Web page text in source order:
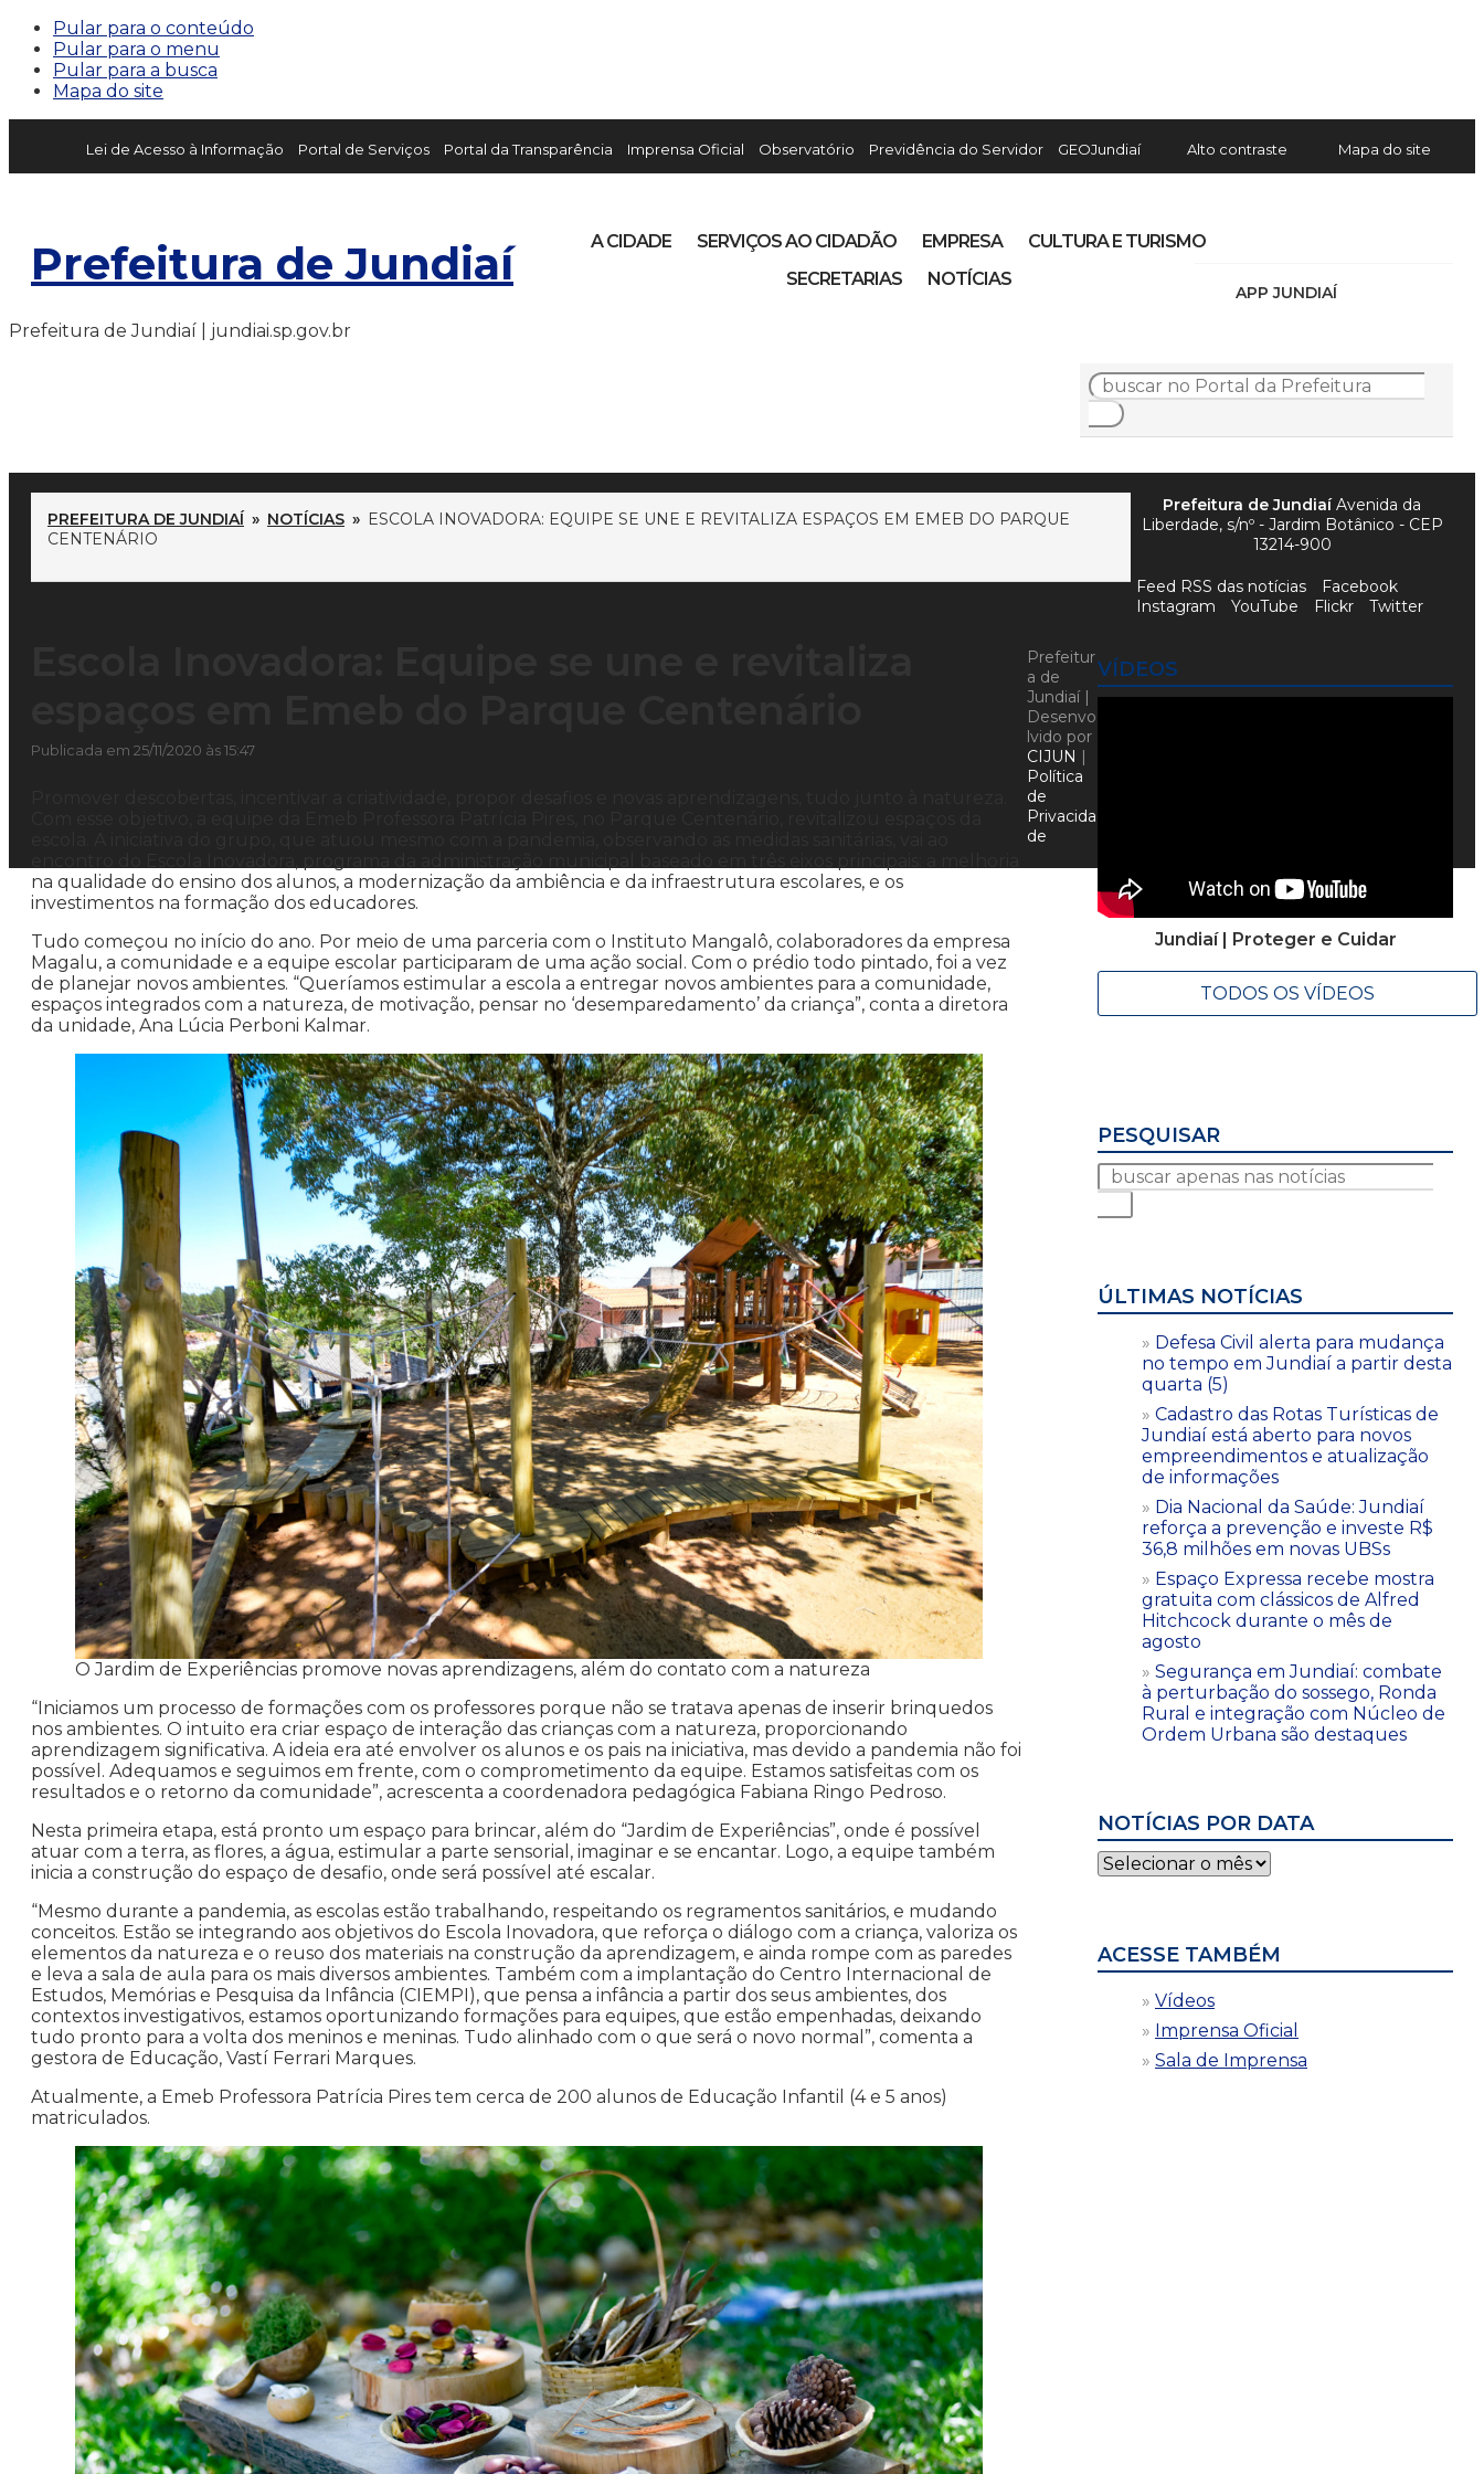
Pular para o conteúdo
Pular para o menu
Pular para a busca
Mapa do site
Lei de Acesso à Informação Portal de Serviços Portal da Transparência Imprensa Oficial Observatório Previdência do Servidor GEOJundiaí Alto contraste Mapa do site
Prefeitura de Jundiaí
APP JUNDIAÍ
A CIDADE SERVIÇOS AO CIDADÃO EMPRESA
CULTURA E TURISMO
SECRETARIAS
NOTÍCIAS
Prefeitura de Jundiaí | jundiai.sp.gov.br
PREFEITURA DE JUNDIAÍ » NOTÍCIAS » ESCOLA INOVADORA: EQUIPE SE UNE E REVITALIZA ESPAÇOS EM EMEB DO PARQUE
CENTENÁRIO
Publicada em 25/11/2020 às 15:47
na qualidade do ensino dos alunos, a modernização da ambiência e da infraestrutura escolares, e os
investimentos na formação dos educadores.
Tudo começou no início do ano. Por meio de uma parceria com o Instituto Mangalô, colaboradores da empresa
Magalu, a comunidade e a equipe escolar participaram de uma ação social. Com o prédio todo pintado, foi a vez
de planejar novos ambientes. “Queríamos estimular a escola a entregar novos ambientes para a comunidade,
espaços integrados com a natureza, de motivação, pensar no ‘desemparedamento’ da criança”, conta a diretora
da unidade, Ana Lúcia Perboni Kalmar.
O Jardim de Experiências promove novas aprendizagens, além do contato com a natureza
“Iniciamos um processo de formações com os professores porque não se tratava apenas de inserir brinquedos
nos ambientes. O intuito era criar espaço de interação das crianças com a natureza, proporcionando
aprendizagem significativa. A ideia era até envolver os alunos e os pais na iniciativa, mas devido a pandemia não foi
possível. Adequamos e seguimos em frente, com o comprometimento da equipe. Estamos satisfeitas com os
resultados e o retorno da comunidade”, acrescenta a coordenadora pedagógica Fabiana Ringo Pedroso.
Nesta primeira etapa, está pronto um espaço para brincar, além do “Jardim de Experiências”, onde é possível
atuar com a terra, as flores, a água, estimular a parte sensorial, imaginar e se encantar. Logo, a equipe também
inicia a construção do espaço de desafio, onde será possível até escalar.
“Mesmo durante a pandemia, as escolas estão trabalhando, respeitando os regramentos sanitários, e mudando
conceitos. Estão se integrando aos objetivos do Escola Inovadora, que reforça o diálogo com a criança, valoriza os
elementos da natureza e o reuso dos materiais na construção da aprendizagem, e ainda rompe com as paredes
e leva a sala de aula para os mais diversos ambientes. Também com a implantação do Centro Internacional de
Estudos, Memórias e Pesquisa da Infância (CIEMPI), que pensa a infância a partir dos seus ambientes, dos
contextos investigativos, estamos oportunizando formações para equipes, que estão empenhadas, deixando
tudo pronto para a volta dos meninos e meninas. Tudo alinhado com o que será o novo normal”, comenta a
gestora de Educação, Vastí Ferrari Marques.
Atualmente, a Emeb Professora Patrícia Pires tem cerca de 200 alunos de Educação Infantil (4 e 5 anos)
matriculados.
VÍDEOS
Jundiaí | Proteger e Cuidar
TODOS OS VÍDEOS
PESQUISAR
ÚLTIMAS NOTÍCIAS
Defesa Civil alerta para mudança
no tempo em Jundiaí a partir desta
quarta (5)
Cadastro das Rotas Turísticas de
Jundiaí está aberto para novos
empreendimentos e atualização
de informações
Dia Nacional da Saúde: Jundiaí
reforça a prevenção e investe R$
36,8 milhões em novas UBSs
Espaço Expressa recebe mostra
gratuita com clássicos de Alfred
Hitchcock durante o mês de
agosto
Segurança em Jundiaí: combate
à perturbação do sossego, Ronda
Rural e integração com Núcleo de
Ordem Urbana são destaques
NOTÍCIAS POR DATA
Notícias
por
ACESSE TAMBÉM
Vídeos
Imprensa Oficial
Sala de Imprensa
Prefeitura de JundiaíAvenida da
Liberdade, s/nº - Jardim Botânico - CEP
13214-900
Feed RSS das notícias
Facebook
Instagram
YouTube Flickr Twitter
Prefeitur
a de
Jundiaí |
Desenvo
lvido por
CIJUN |
Política
de
Privacida
de